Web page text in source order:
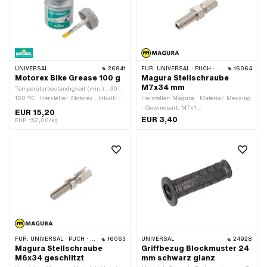
UNIVERSAL 26841
Motorex Bike Grease 100 g
Temperaturbeständigkeit (min.): -30 -
120 °C · Hersteller: Motorex · Inhalt:
Anwendungsbereich: Fett
EUR 15,20
EUR 152,00/kg
FÜR: UNIVERSAL · PUCH · SACHS · ZÜNDAPP BELMONDO 16064
Magura Stellschraube
M7x34 mm
Hersteller: Magura · Material: Messing
· Gewindeart: M7x1
(Standardgewinde) · Geschlitzt: Nein ·
Oberfläche: vernickelt · Gewindelänge:
EUR 3,40
FÜR: UNIVERSAL · PUCH · SACHS 16063
Magura Stellschraube
M6x34 geschlitzt
UNIVERSAL 24928
Griffbezug Blockmuster 24
mm schwarz glanz